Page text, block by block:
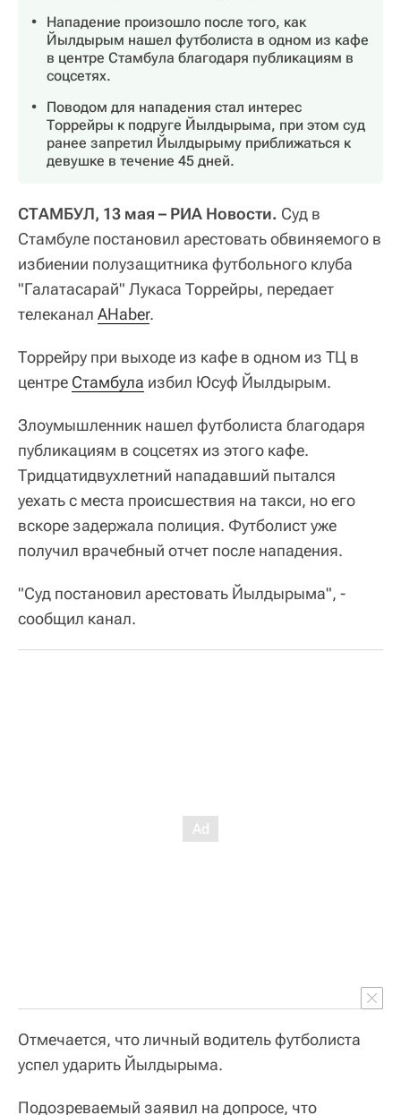
Нападение произошло после того, как
Йылдырым нашел футболиста в одном из кафе
в центре Стамбула благодаря публикациям в
соцсетях.
Поводом для нападения стал интерес
Торрейры к подруге Йылдырыма, при этом суд
ранее запретил Йылдырыму приближаться к
девушке в течение 45 дней.
СТАМБУЛ, 13 мая – РИА Новости. Суд в
Стамбуле постановил арестовать обвиняемого в
избиении полузащитника футбольного клуба
"Галатасарай" Лукаса Торрейры, передает
телеканал AHaber.
Торрейру при выходе из кафе в одном из ТЦ в
центре Стамбула избил Юсуф Йылдырым.
Злоумышленник нашел футболиста благодаря
публикациям в соцсетях из этого кафе.
Тридцатидвухлетний нападавший пытался
уехать с места происшествия на такси, но его
вскоре задержала полиция. Футболист уже
получил врачебный отчет после нападения.
"Суд постановил арестовать Йылдырыма", -
сообщил канал.
Отмечается, что личный водитель футболиста
успел ударить Йылдырыма.
Подозреваемый заявил на допросе, что